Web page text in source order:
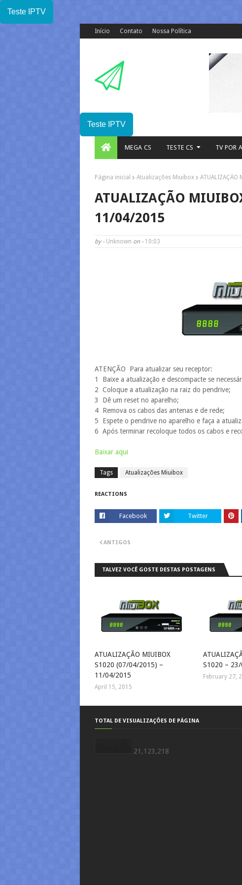
Teste IPTV
Início Contato Nossa Política
Teste IPTV
MEGA CS TESTE CS TV POR
Página inicial Atualizações Miuibox
ATUALIZAÇÃO
11/04/2015
by - Unknown on - 10:03
ATENÇÃO ­ Para atualizar seu receptor:
1 ­ Baixe a atualização e descompacte se
2 ­ Coloque a atualização na raiz do pendrive;
3 ­ Dê um reset no aparelho;
4 ­ Remova os cabos das antenas e de rede;
5 ­ Espete o pendrive no aparelho e faça a
6 ­ Após terminar recoloque todos os cabos e
Baixar aqui
Tags Atualizações Miuibox
REACTIONS
Facebook Twitter
ANTIGOS
TALVEZ VOCÊ GOSTE DESTAS POSTAGENS
ATUALIZAÇÃO MIUIBOX
S1020 (07/04/2015) –
11/04/2015
April 15, 2015
S1020 –
February 27,
TOTAL DE VISUALIZAÇÕES DE PÁGINA
21,123,218